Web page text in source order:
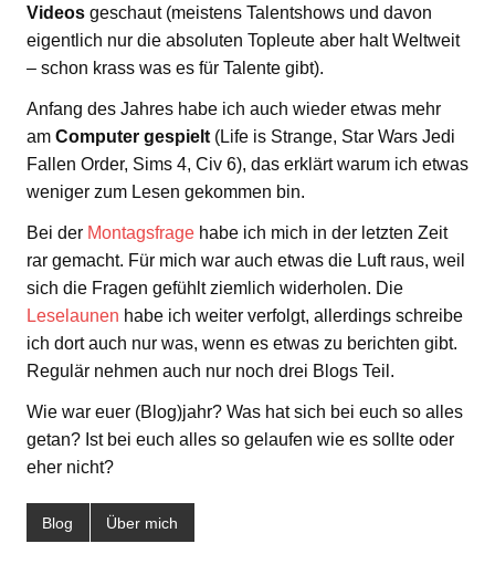
Videos geschaut (meistens Talentshows und davon
eigentlich nur die absoluten Topleute aber halt Weltweit
– schon krass was es für Talente gibt).
Anfang des Jahres habe ich auch wieder etwas mehr
am Computer gespielt (Life is Strange, Star Wars Jedi
Fallen Order, Sims 4, Civ 6), das erklärt warum ich etwas
weniger zum Lesen gekommen bin.
Bei der Montagsfrage habe ich mich in der letzten Zeit
rar gemacht. Für mich war auch etwas die Luft raus, weil
sich die Fragen gefühlt ziemlich widerholen. Die
Leselaunen habe ich weiter verfolgt, allerdings schreibe
ich dort auch nur was, wenn es etwas zu berichten gibt.
Regulär nehmen auch nur noch drei Blogs Teil.
Wie war euer (Blog)jahr? Was hat sich bei euch so alles
getan? Ist bei euch alles so gelaufen wie es sollte oder
eher nicht?
Blog Über mich